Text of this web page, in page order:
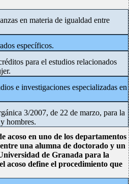
en materia de igualdad entre
específicos.
para el estudios relacionados
e investigaciones especializadas en
3/2007, de 22 de marzo, para la
hombres.
acoso en uno de los departamentos
una alumna de doctorado y un
de Granada para la
acoso define el procedimiento que